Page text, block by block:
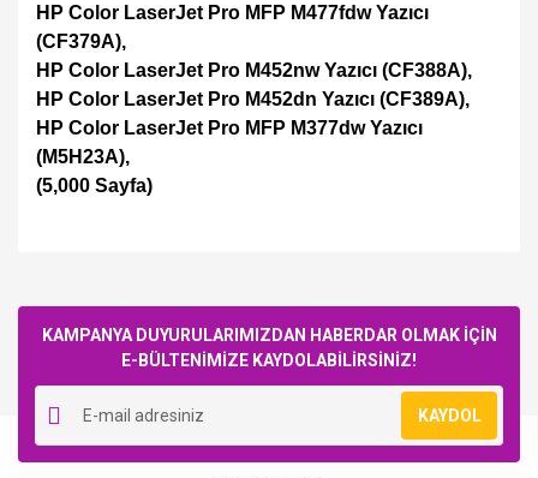
HP Color LaserJet Pro MFP M477fdw Yazıcı
(CF379A),
HP Color LaserJet Pro M452nw Yazıcı (CF388A),
HP Color LaserJet Pro M452dn Yazıcı (CF389A),
HP Color LaserJet Pro MFP M377dw Yazıcı
(M5H23A),
(5,000 Sayfa)
Yorum Yaz
KAMPANYA DUYURULARIMIZDAN HABERDAR OLMAK İÇİN
E-BÜLTENİMİZE KAYDOLABİLİRSİNİZ!
KAYDOL